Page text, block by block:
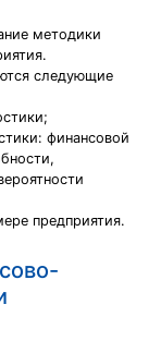
методики
следующие
финансовой
предприятия.